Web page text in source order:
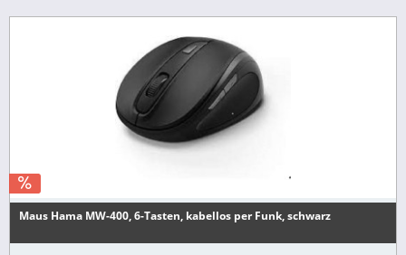
Maus Hama MW-400, 6-Tasten, kabellos per Funk, schwarz